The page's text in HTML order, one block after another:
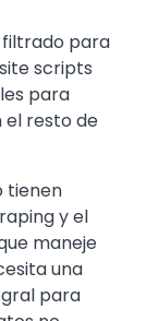
para
scripts
para
resto de
tienen
y el
maneje
una
para